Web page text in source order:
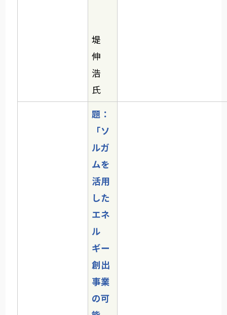
堤
伸
浩
氏
題：
「ソ
ルガ
ムを
活用
した
エネ
ル
ギー
創出
事業
の可